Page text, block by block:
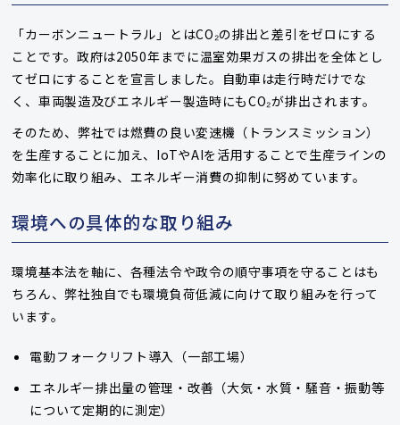
「カーボンニュートラル」とはCO₂の排出と差引をゼロにする
ことです。政府は2050年までに温室効果ガスの排出を全体とし
てゼロにすることを宣言しました。自動車は走行時だけでな
く、車両製造及びエネルギー製造時にもCO₂が排出されます。
そのため、弊社では燃費の良い変速機（トランスミッション）
を生産することに加え、IoTやAIを活用することで生産ラインの
効率化に取り組み、エネルギー消費の抑制に努めています。
環境への具体的な取り組み
環境基本法を軸に、各種法令や政令の順守事項を守ることはも
ちろん、弊社独自でも環境負荷低減に向けて取り組みを行って
います。
電動フォークリフト導入（一部工場）
エネルギー排出量の管理・改善（大気・水質・騒音・振動等
について定期的に測定）